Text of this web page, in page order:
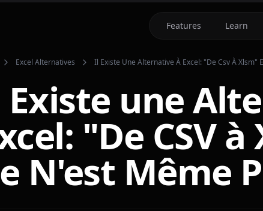
Features Learn
Excel Alternatives Il Existe Une Alternative À Excel: "de Csv À Xlsm"
une
"De CSV
N'est Même